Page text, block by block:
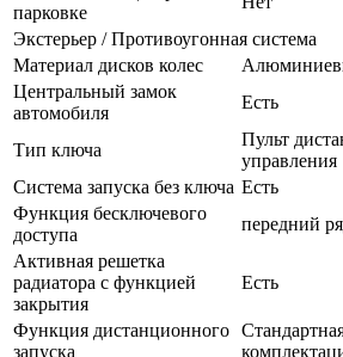
парковке
Экстерьер / Противоугонная система
Материал дисков колес
Центральный замок
автомобиля
Есть
Тип ключа
Пульт
управления
Система запуска без ключа Есть
Функция бесключевого
доступа
передний
Активная решетка
радиатора с функцией
закрытия
Есть
Функция дистанционного
запуска